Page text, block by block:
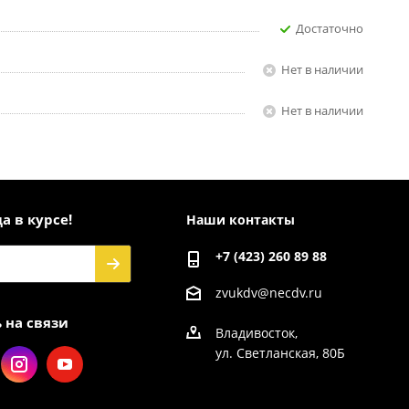
Достаточно
Нет в наличии
Нет в наличии
в курсе!
на связи
Наши контакты
+7 (423) 260 89 88
zvukdv@necdv.ru
Владивосток,
ул. Светланская, 80Б